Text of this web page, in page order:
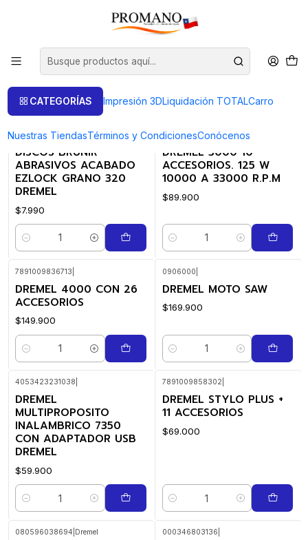
CATEGORÍAS Impresión 3DLiquidación TOTALCarro
Nuestras TiendasTérminos y CondicionesConócenos
Inicio Dremel
Dremel
FILTROS
090812512|
DISCOS BRUÑIR
ABRASIVOS ACABADO
EZLOCK GRANO 320
DREMEL
$7.990
Cantidad
8710364056866|DREMEL
DREMEL 3000 10
ACCESORIOS. 125 W
10000 A 33000 R.P.M
$89.900
Cantidad
7891009836713
DREMEL 4000 CON 26
ACCESORIOS
$149.900
Cantidad
0906000
DREMEL MOTO SAW
$169.900
Cantidad
4053423231038
DREMEL
MULTIPROPOSITO
INALAMBRICO 7350
CON ADAPTADOR USB
DREMEL
$59.900
Cantidad
7891009858302
DREMEL STYLO PLUS +
11 ACCESORIOS
$69.000
Cantidad
080596038694 Dremel 000346803136